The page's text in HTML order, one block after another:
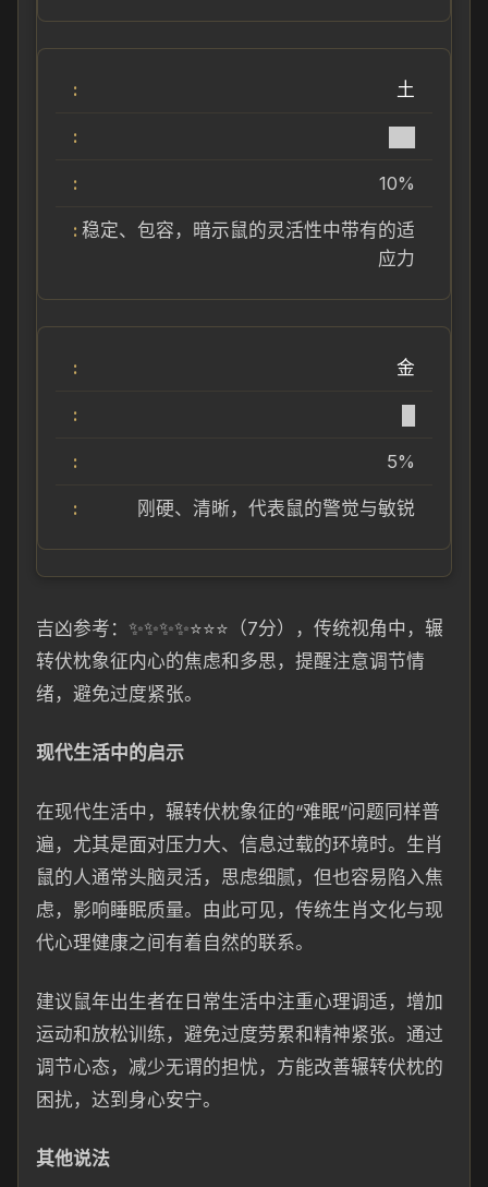
土
10%
稳定、包容，暗示鼠的灵活性中带有的适
应力
金
5%
刚硬、清晰，代表鼠的警觉与敏锐
吉凶参考：✨✨✨✨⭐⭐⭐（7分），传统视角中，辗
转伏枕象征内心的焦虑和多思，提醒注意调节情
绪，避免过度紧张。
现代生活中的启示
在现代生活中，辗转伏枕象征的“难眠”问题同样普
遍，尤其是面对压力大、信息过载的环境时。生肖
鼠的人通常头脑灵活，思虑细腻，但也容易陷入焦
虑，影响睡眠质量。由此可见，传统生肖文化与现
代心理健康之间有着自然的联系。
建议鼠年出生者在日常生活中注重心理调适，增加
运动和放松训练，避免过度劳累和精神紧张。通过
调节心态，减少无谓的担忧，方能改善辗转伏枕的
困扰，达到身心安宁。
其他说法